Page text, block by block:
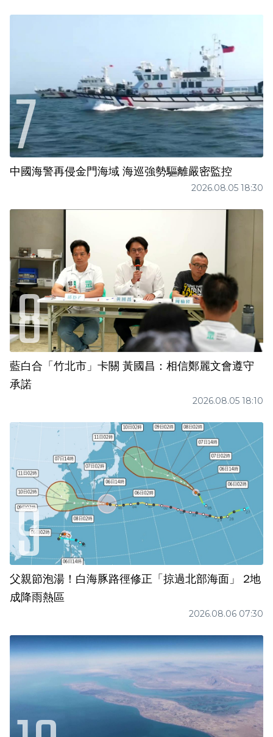
中國海警再侵金門海域 海巡強勢驅離嚴密監控
2026.08.05 18:30
藍白合「竹北市」卡關 黃國昌：相信鄭麗文會遵守
承諾
2026.08.05 18:10
父親節泡湯！白海豚路徑修正「掠過北部海面」 2地
成降雨熱區
2026.08.06 07:30